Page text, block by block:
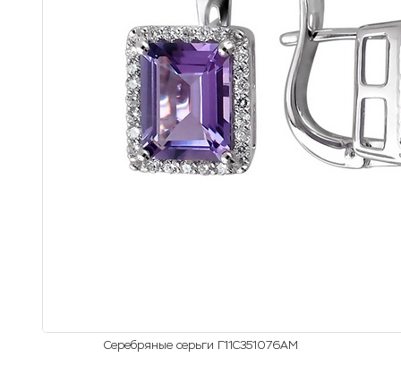
Серебряные серьги Г11С351076AM